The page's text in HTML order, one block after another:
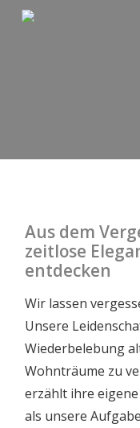
Skip
Aus dem
zeitlose
entdecken
Wir lassen
Unsere
Wiederbelebung
Wohnträume zu
erzählt ihre
als unsere